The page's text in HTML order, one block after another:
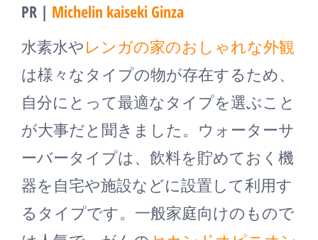
PR | Michelin kaiseki Ginza
水素水やレンガの家のおしゃれな外観
は様々なタイプの物が存在するため、
自分にとって最適なタイプを選ぶこと
が大事だと聞きました。ウォーターサ
ーバータイプは、飲料を貯めておく機
器を自宅や施設などに設置して利用す
るタイプです。一般家庭向けのもので